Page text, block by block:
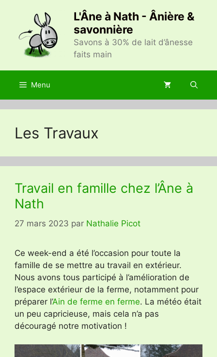
contenu
L'Âne à Nath - Ânière &
savonnière
Savons à 30% de lait d’ânesse
faits main
Menu
Les Travaux
Travail en famille chez l’Âne à
Nath
27 mars 2023 par Nathalie Picot
Ce week-end a été l’occasion pour toute la
famille de se mettre au travail en extérieur.
Nous avons tous participé à l’amélioration de
l’espace extérieur de la ferme, notamment pour
préparer l’Ain de ferme en ferme. La météo était
un peu capricieuse, mais cela n’a pas
découragé notre motivation !